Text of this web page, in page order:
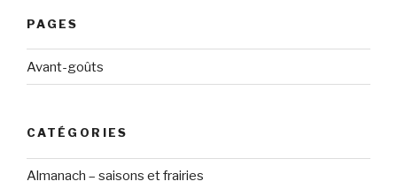
PAGES
Avant-goûts
CATÉGORIES
Almanach – saisons et frairies